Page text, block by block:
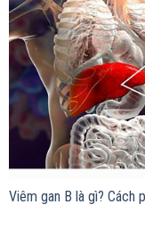
Viêm gan B là gì? Cách